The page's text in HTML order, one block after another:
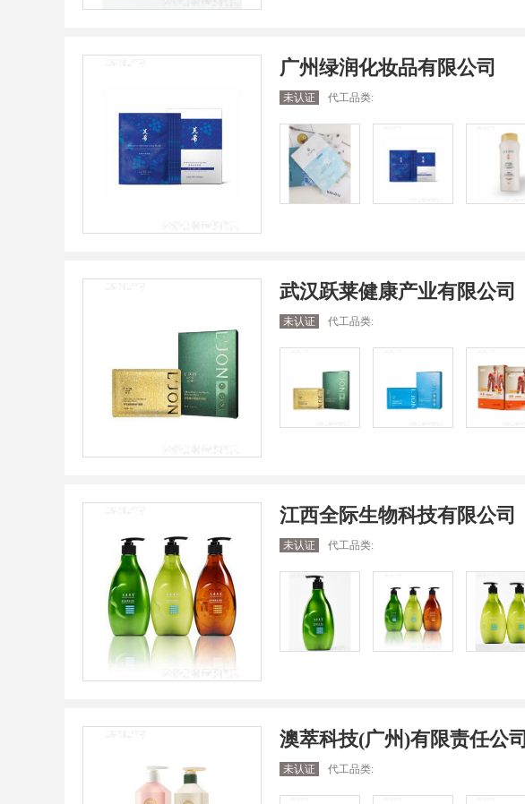
广州绿润化妆品有限公司
未认证 代工品类:
武汉跃莱健康产业有限公司
未认证 代工品类:
江西全际生物科技有限公司
未认证 代工品类:
澳萃科技(广州)有限责任公司
未认证 代工品类: